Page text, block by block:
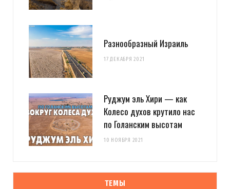
Разнообразный Израиль
17 ДЕКАБРЯ 2021
Руджум эль Хири — как
Колесо духов крутило нас
по Голанским высотам
10 НОЯБРЯ 2021
ТЕМЫ